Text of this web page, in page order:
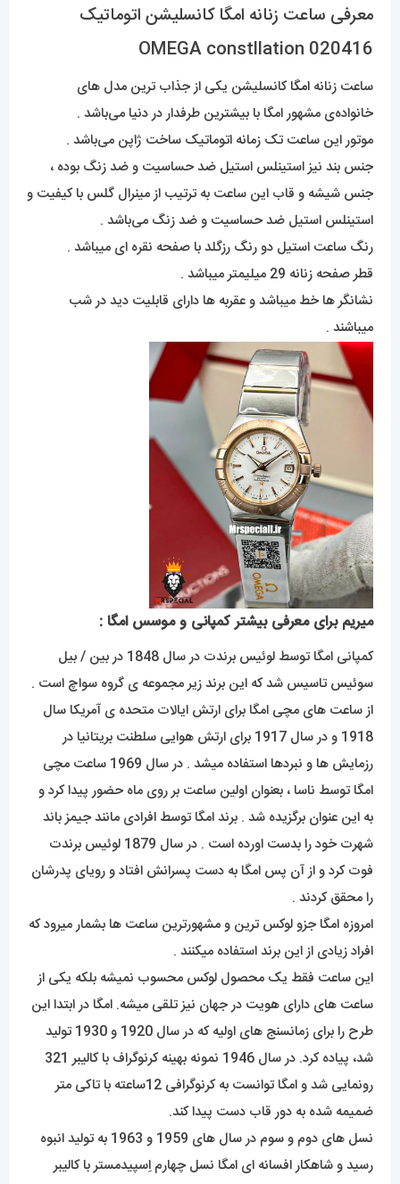
معرفی ساعت زنانه امگا کانسلیشن اتوماتیک
OMEGA constllation 020416
ساعت زنانه امگاکانسلیشن یکی از جذاب ترین مدل های
خانواده‌ی مشهور امگا با بیشترین طرفدار در دنیا می‌باشد .
موتور این ساعت تک زمانه اتوماتیک ساخت ژاپن می‌باشد .
جنس بند نیز استینلس استیل ضد حساسیت و ضد زنگ بوده ،
جنس شیشه و قاب این ساعت به ترتیب از مینرال گلس با کیفیت و
استینلس استیل ضد حساسیت و ضد زنگ می‌باشد .
رنگ ساعت استیل دو رنگ رزگلد با صفحه نقره ای میباشد .
قطر صفحه زنانه 29 میلیمتر میباشد .
نشانگر ها خط میباشد و عقربه ها دارای قابلیت دید در شب
میباشند .
میریم برای معرفی بیشتر کمپانی و موسس امگا :
کمپانی امگا توسط لوئیس برندت در سال 1848 در بین / بیل
سوئیس تاسیس شد که این برند زیر مجموعه ی گروه سواچ است .
از ساعت های مچی امگا برای ارتش ایالات متحده ی آمریکا سال
1918 و در سال 1917 برای ارتش هوایی سلطنت بریتانیا در
رزمایش ها و نبردها استفاده میشد . در سال 1969 ساعت مچی
امگا توسط ناسا ، بعنوان اولین ساعت بر روی ماه حضور پیدا کرد و
به این عنوان برگزیده شد . برند امگا توسط افرادی مانند جیمز باند
شهرت خود را بدست اورده است . در سال 1879 لوئیس برندت
فوت کرد و از آن پس امگا به دست پسرانش افتاد و رویای پدرشان
را محقق کردند .
امروزه امگا جزو لوکس ترین و مشهورترین ساعت ها بشمار میرود که
افراد زیادی از این برند استفاده میکنند .
این ساعت فقط یک محصول لوکس محسوب نمیشه بلکه یکی از
ساعت های دارای هویت در جهان نیز تلقی میشه. امگا در ابتدا این
طرح را برای زمانسنج های اولیه که در سال 1920 و 1930 تولید
شد، پیاده کرد. در سال 1946 نمونه بهینه کرنوگراف با کالیبر 321
رونمایی شد و امگا توانست به کرنوگرافی 12ساعته با تاکی متر
ضمیمه شده به دور قاب دست پیدا کند.
نسل های دوم و سوم در سال های 1959 و 1963 به تولید انبوه
رسید و شاهکار افسانه ای امگا نسل چهارم اِسپیدمستر با کالیبر